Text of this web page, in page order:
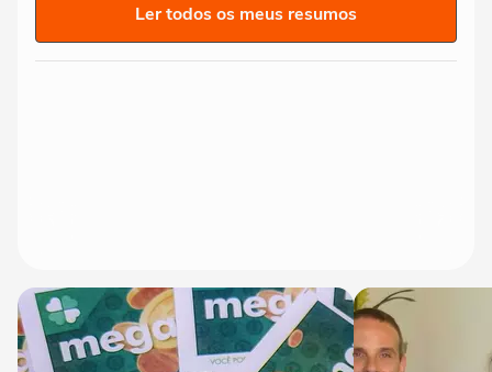
Ler todos os meus resumos